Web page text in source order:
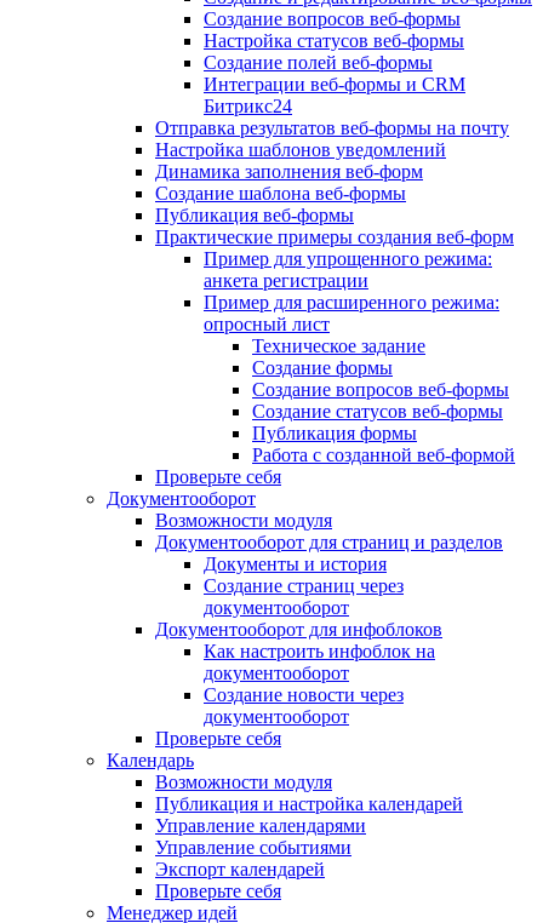
Создание вопросов веб-формы
Настройка статусов веб-формы
Создание полей веб-формы
Интеграции веб-формы и CRM
Битрикс24
Отправка результатов веб-формы на почту
Настройка шаблонов уведомлений
Динамика заполнения веб-форм
Создание шаблона веб-формы
Публикация веб-формы
Практические примеры создания веб-форм
Пример для упрощенного режима:
анкета регистрации
Пример для расширенного режима:
опросный лист
Техническое задание
Создание формы
Создание вопросов веб-формы
Создание статусов веб-формы
Публикация формы
Работа с созданной веб-формой
Проверьте себя
Документооборот
Возможности модуля
Документооборот для страниц и разделов
Документы и история
Создание страниц через
документооборот
Документооборот для инфоблоков
Как настроить инфоблок на
документооборот
Создание новости через
документооборот
Проверьте себя
Календарь
Возможности модуля
Публикация и настройка календарей
Управление календарями
Управление событиями
Экспорт календарей
Проверьте себя
Менеджер идей